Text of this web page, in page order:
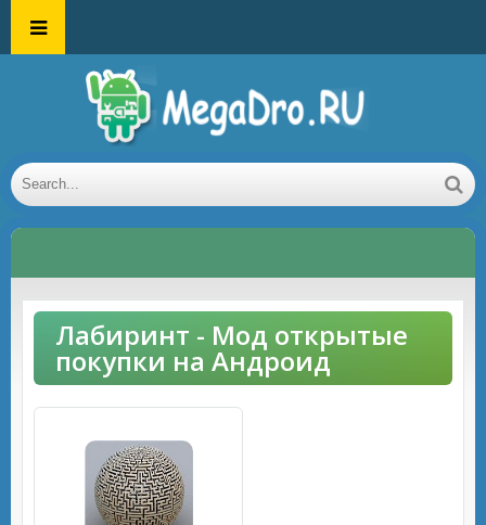
Лабиринт - Мод открытые
покупки на Андроид